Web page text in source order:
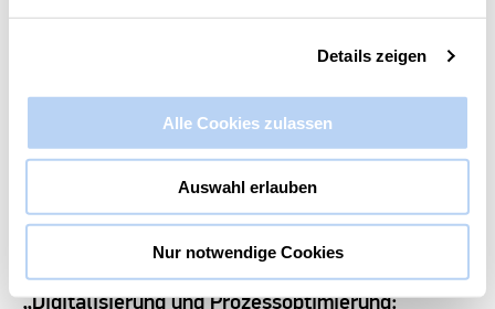
Details zeigen
Alle Cookies zulassen
Auswahl erlauben
Nur notwendige Cookies
„Digitalisierung und Prozessoptimierung: